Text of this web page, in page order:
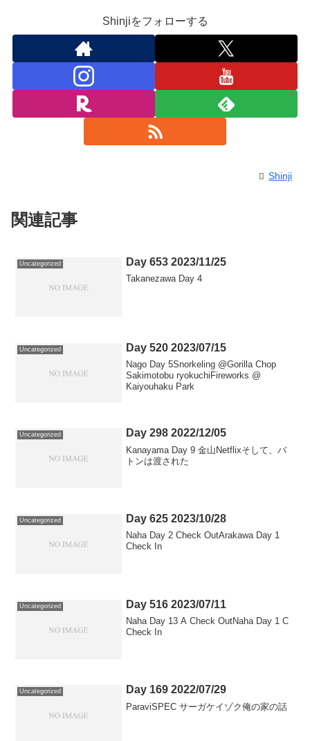
Shinjiをフォローする
Shinji
関連記事
Uncategorized Day 653 2023/11/25
Takanezawa Day 4
Uncategorized Day 520 2023/07/15
Nago Day 5Snorkeling @Gorilla Chop
Sakimotobu ryokuchiFireworks @
Kaiyouhaku Park
Uncategorized Day 298 2022/12/05
Kanayama Day 9 金山Netflixそして、バ
トンは渡された
Uncategorized Day 625 2023/10/28
Naha Day 2 Check OutArakawa Day 1
Check In
Uncategorized Day 516 2023/07/11
Naha Day 13 A Check OutNaha Day 1 C
Check In
Uncategorized Day 169 2022/07/29
ParaviSPEC サーガケイゾク俺の家の話